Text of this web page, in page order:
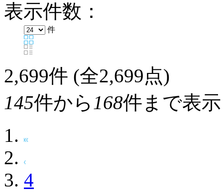
表示件数：
件
2,699件 (全2,699点)
145件から 168件まで表示
4